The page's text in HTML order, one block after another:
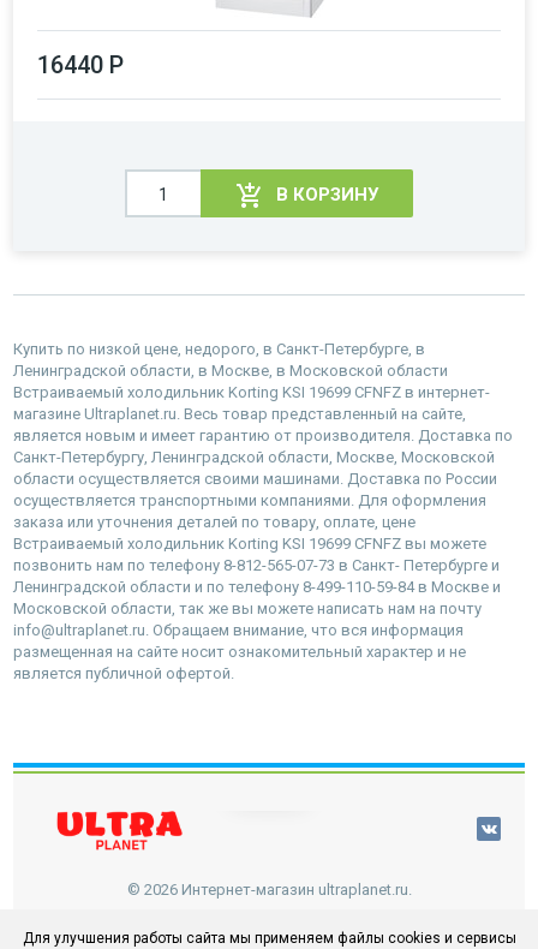
16440 Р
В КОРЗИНУ
Купить по низкой цене, недорого, в Санкт-Петербурге, в
Ленинградской области, в Москве, в Московской области
Встраиваемый холодильник Korting KSI 19699 CFNFZ в интернет-
магазине Ultraplanet.ru. Весь товар представленный на сайте,
является новым и имеет гарантию от производителя. Доставка по
Санкт-Петербургу, Ленинградской области, Москве, Московской
области осуществляется своими машинами. Доставка по России
осуществляется транспортными компаниями. Для оформления
заказа или уточнения деталей по товару, оплате, цене
Встраиваемый холодильник Korting KSI 19699 CFNFZ вы можете
позвонить нам по телефону 8-812-565-07-73 в Санкт- Петербурге и
Ленинградской области и по телефону 8-499-110-59-84 в Москве и
Московской области, так же вы можете написать нам на почту
info@ultraplanet.ru. Обращаем внимание, что вся информация
размещенная на сайте носит ознакомительный характер и не
является публичной офертой.
© 2026 Интернет-магазин ultraplanet.ru.
наверх
Для улучшения работы сайта мы применяем файлы cookies и сервисы